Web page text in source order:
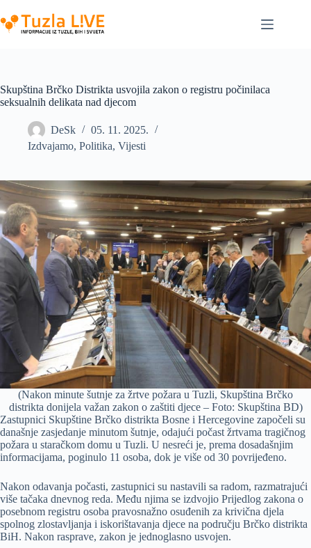
to
content
Skupština Brčko Distrikta usvojila zakon o registru počinilaca
seksualnih delikata nad djecom
DeSk
05. 11. 2025.
Izdvajamo, Politika, Vijesti
(Nakon minute šutnje za žrtve požara u Tuzli, Skupština Brčko
distrikta donijela važan zakon o zaštiti djece – Foto: Skupština BD)
Zastupnici Skupštine Brčko distrikta Bosne i Hercegovine započeli su
današnje zasjedanje minutom šutnje, odajući počast žrtvama tragičnog
požara u staračkom domu u Tuzli. U nesreći je, prema dosadašnjim
informacijama, poginulo 11 osoba, dok je više od 30 povrijeđeno.
Nakon odavanja počasti, zastupnici su nastavili sa radom, razmatrajući
više tačaka dnevnog reda. Među njima se izdvojio Prijedlog zakona o
posebnom registru osoba pravosnažno osuđenih za krivična djela
spolnog zlostavljanja i iskorištavanja djece na području Brčko distrikta
BiH. Nakon rasprave, zakon je jednoglasno usvojen.